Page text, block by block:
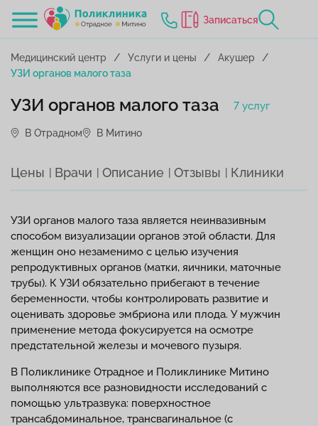
Записаться
Медицинский центр Услуги и цены
Акушер
УЗИ органов малого таза
УЗИ органов малого таза 7 услуг
В Отрадном В Митино
Цены Врачи Описание Отзывы Клиники
УЗИ органов малого таза является неинвазивным
способом визуализации органов этой области. Для
женщин оно незаменимо с целью изучения
репродуктивных органов (матки, яичники, маточные
трубы). К УЗИ обязательно прибегают в течение
беременности, чтобы контролировать развитие и
оценивать здоровье эмбриона или плода. У мужчин
применение метода фокусируется на осмотре
предстательной железы и мочевого пузыря.
В Поликлинике Отрадное и Поликлинике Митино
выполняются все разновидности исследований с
помощью ультразвука: поверхностное
трансабдоминальное, трансвагинальное (с